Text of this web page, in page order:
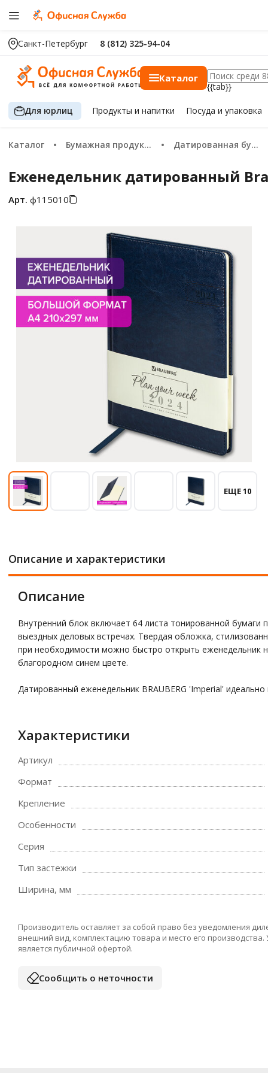
Санкт-Петербург 8 (812) 325-94-04
Каталог
{{tab}}
Для юрлиц Продуктыи напитки Посуда и упаковка
Каталог Бумажная продукция Датированная бумажная продукция 2026
Еженедельник датированный
Арт. ф115010
ЕЩЕ 10
Описание и характеристики
Описание
Внутренний блок включает 64 листа тонированной
выездных деловых встречах. Твердая обложка,
при необходимости можно быстро открыть
благородном синем цвете.
Датированный еженедельник BRAUBERG 'Imperial'
Характеристики
Артикул
Формат
Крепление
Особенности
Серия
Тип застежки
Ширина, мм
Производитель оставляет за собой право без уведомления
внешний вид, комплектацию товара и место его
является публичной офертой.
Сообщить о неточности